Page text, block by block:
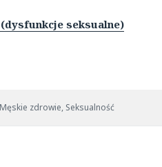
seksualne)
Kategorie
Męskie zdrowie, Seksualność